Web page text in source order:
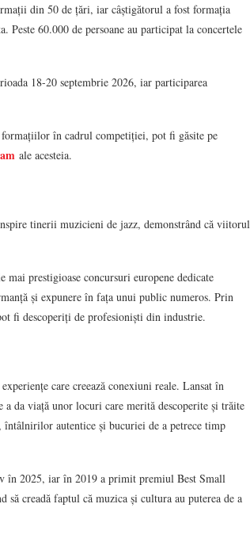
din 50 de țări, iar câștigătorul a fost formația
60.000 de persoane au participat la concertele
18-20 septembrie 2026, iar participarea
în cadrul competiției, pot fi găsite pe
ale acesteia.
tinerii muzicieni de jazz, demonstrând că viitorul
prestigioase concursuri europene dedicate
și expunere în fața unui public numeros. Prin
fi descoperiți de profesioniști din industrie.
care creează conexiuni reale. Lansat în
da viață unor locuri care merită descoperite și trăite
autentice și bucuriei de a petrece timp
în 2025, iar în 2019 a primit premiul Best Small
creadă faptul că muzica și cultura au puterea de a